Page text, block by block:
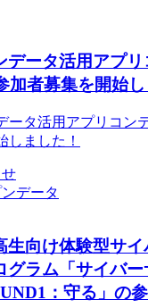
データ活用アプ
加者募集を開始し
ータ活用アプリコン
しました！
データ
生向け体験型サ
グラム「サイバ
：守る」の